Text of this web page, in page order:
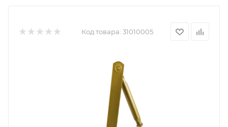
Код товара: 31010005